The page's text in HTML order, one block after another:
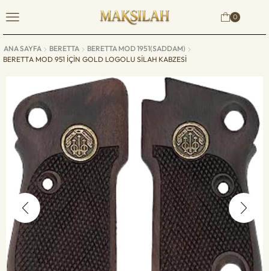
0
ANA SAYFA BERETTA
BERETTA MOD 1951(SADDAM)
BERETTA MOD 951 IÇIN GOLD LOGOLU SILAH KABZESI